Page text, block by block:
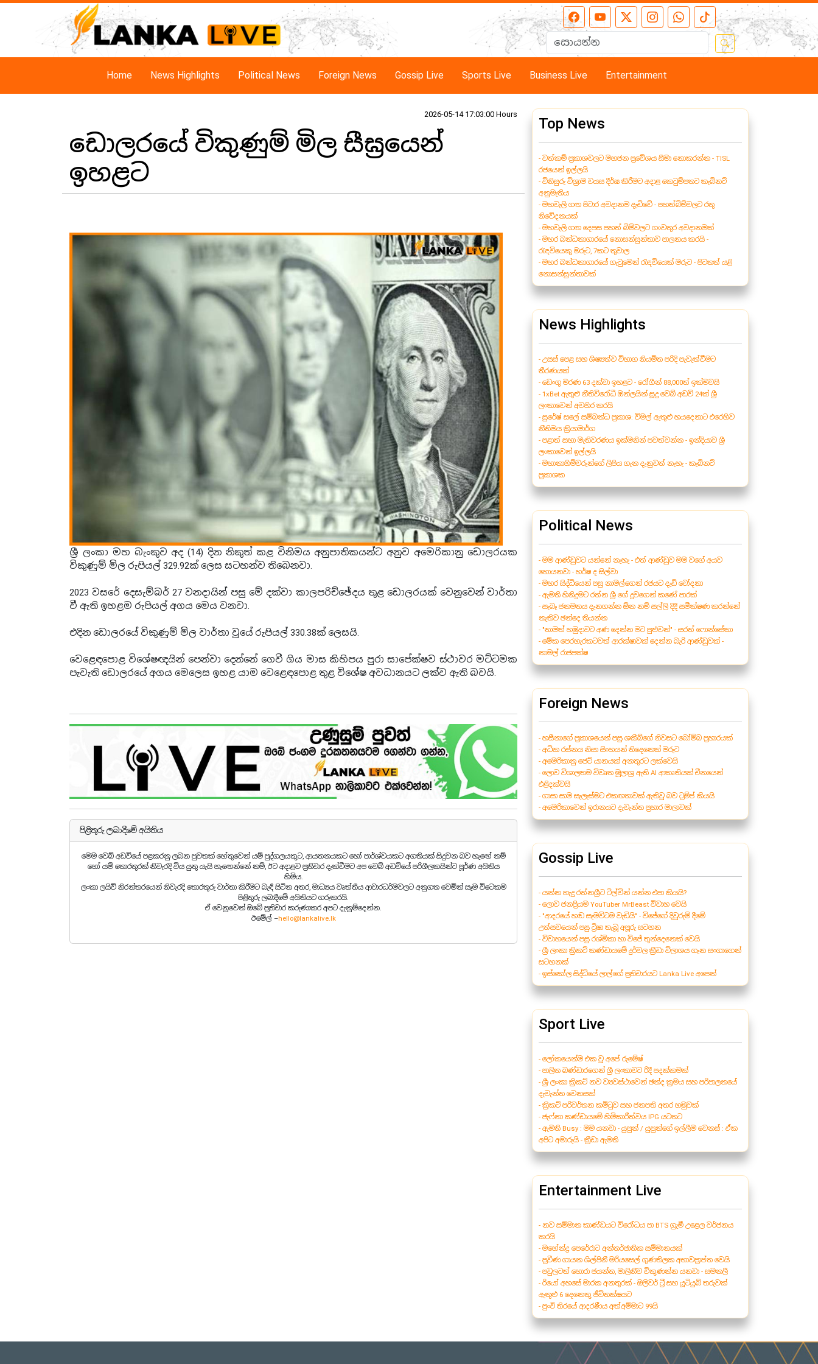
Home News Highlights Political News Foreign News Gossip Live Sports Live Business Live Entertainment
2026-05-14 17:03:00 Hours
ඩොලරයේ විකුණුම් මිල සීඝ්‍රයෙන්
ඉහළට
ශ්‍රී ලංකා මහ බැංකුව අද (14) දින නිකුත් කළ විනිමය අනුපාතිකයන්ට අනුව අමෙරිකානු ඩොලරයක
විකුණුම් මිල රුපියල් 329.92ක් ලෙස සටහන්ව තිබෙනවා.
2023 වසරේ දෙසැම්බර් 27 වනදායින් පසු මේ දක්වා කාලපරිච්ඡේදය තුළ ඩොලරයක් වෙනුවෙන් වාර්තා
වී ඇති ඉහළම රුපියල් අගය මෙය වනවා.
එදින ඩොලරයේ විකුණුම් මිල වාර්තා වූයේ රුපියල් 330.38ක් ලෙසයි.
වෙළෙඳපොළ විශේෂඥයින් පෙන්වා දෙන්නේ ගෙවී ගිය මාස කිහිපය පුරා සාපේක්ෂව ස්ථාවර මට්ටමක
පැවැති ඩොලරයේ අගය මෙලෙස ඉහළ යාම වෙළෙඳපොළ තුළ විශේෂ අවධානයට ලක්ව ඇති බවයි.
පිළිතුරු ලබාදීමේ අයිතිය
මෙම වෙබ් අඩවියේ පළකරනු ලබන පුවතක් හේතුවෙන් යම් පුද්ගලයකුට, ආයතනයකට හෝ පාර්ශ්වයකට අගතියක් සිදුවන බව හැඟේ නම්
හෝ යම් තොරතුරක් නිවැරදි විය යුතු යැයි හැඟෙන්නේ නම්, ඊට අදාළව ප්‍රතිචාර දැක්වීමට අප වෙබ් අඩවියේ පරිශීලකයින්ට පූර්ණ අයිතිය
හිමිය.
ලංකා ලයිව් නිරන්තරයෙන් නිවැරදි තොරතුරු වාර්තා කිරීමට බැඳී සිටින අතර, මාධ්‍යය වෘත්තීය ආචාරධර්මවලට අනුගත වෙමින් සෑම විටෙකම
පිළිතුරු ලබාදීමේ අයිතියට ගරුකරයි.
ඒ වෙනුවෙන් ඔබේ ප්‍රතිචාර කරුණාකර අපට දැනුම්දෙන්න.
ඊමේල් –hello@lankalive.lk
Top News
- වත්කම් ප්‍රකාශවලට මහජන ප්‍රවේශය සීමා නොකරන්න - TISL
රජයෙන් ඉල්ලයි
- විනිසුරු විශ්‍රාම වයස දීර්ඝ කිරීමට අදාළ කෙටුම්පතට කැබිනට්
අනුමැතිය
- මහවැලි ගඟ පිටාර අවදානම දැඩිවේ - පහත්බිම්වලට රතු
නිවේදනයක්
- මහවැලි ගඟ දෙපස පහත් බිම්වලට ගංවතුර අවදානමක්
- මහර බන්ධනාගාරයේ නොසන්සුන්තාව පාලනය කරයි -
රැඳවියෙකු මරුට, 7කට තුවාල
- මහර බන්ධනාගාරයේ ගැටුමෙන් රැඳවියෙක් මරුට - පිටතත් යළි
නොසන්සුන්තාවක්
News Highlights
- උසස් පෙළ සහ ශිෂ්‍යත්ව විභාග නියමිත පරිදි පැවැත්වීමට
තීරණයක්
- ඩෙංගු මරණ 63 දක්වා ඉහළට - රෝගීන් 88,000ත් ඉක්මවයි
- 1xBet ඇතුළු නීතිවිරෝධී ඔන්ලයින් සූදු වෙබ් අඩවි 24ක් ශ්‍රී
ලංකාවෙන් අවහිර කරයි
- සුරේෂ් සලේ සම්බන්ධ ප්‍රකාශ: විමල් ඇතුළු හයදෙනාට එරෙහිව
නීතිමය ක්‍රියාමාර්ග
- පළාත් සභා මැතිවරණය ඉක්මනින් පවත්වන්න - ඉන්දියාව ශ්‍රී
ලංකාවෙන් ඉල්ලයි
- මහානාහිමිවරුන්ගේ ලිපිය ගැන දැනුවත් නැහැ - කැබිනට්
ප්‍රකාශක
Political News
- මම ආණ්ඩුවට යන්නේ නැහැ - එත් ආණ්ඩුව මම වගේ අයව
හොයනවා - හර්ෂ ද සිල්වා
- මහර සිද්ධියෙන් පසු නාමල්ගෙන් රජයට දැඩි චෝදනා
- ඇමති හිනිදුමට රත්න ශ්‍රී ගේ දුවගෙන් කණේ පාරක්
- සැබෑ ජනමතය දැනගන්න ඕන නම් සල්ලි දිදී සමීක්ෂණ කරන්නේ
නැතිව ඡන්දෙ තියන්න
- "තාමත් හමුදාවට අණ දෙන්න මට පුළුවන්" - සරත් ෆොන්සේකා
- මේක පෙරහැරකටවත් ආරක්ෂාවක් දෙන්න බැරි ආණ්ඩුවක් -
නාමල් රාජපක්ෂ
Foreign News
- හසීනාගේ ප්‍රකාශයෙන් පසු ශකීබ්ගේ නිවසට බෝම්බ ප්‍රහාරයක්
- අධික රස්නය නිසා සිංහයන් තිදෙනෙක් මරුට
- අමෙරිකානු ජෙට් යානයක් අනතුරට ලක්වෙයි
- ලොව විශාලතම විවෘත මූලාශ්‍ර ඇති AI ආකෘතියක් චීනයෙන්
එළිදක්වයි
- ගාසා සාම සැලැස්මට එකඟතාවක් ඇතිවූ බව ට්‍රම්ප් කියයි
- අමෙරිකාවෙන් ඉරානයට දැවැන්ත ප්‍රහාර මාලාවක්
Gossip Live
- යන්න හැදු රත්නශ්‍රීට ටිල්වින් යන්න එපා කියයි?
- ලොව ජනප්‍රියම YouTuber MrBeast විවාහ වෙයි
- "ආදරයේ හඬ සැමවිටම වැඩියි" - විජේගේ දිවුරුම් දීමේ
උත්සවයෙන් පසු ට්‍රිෂා තැබූ අපූරු සටහන
- විවාහයෙන් පසු රශ්මිකා හා විජේ තුන්දෙනෙක් වෙයි
- ශ්‍රී ලංකා ක්‍රිකට් කණ්ඩායමේ දුර්වල ක්‍රීඩා විලාශය ගැන සංගාගෙන්
සටහනක්
- ඉස්කෝල සිද්ධියේ ලාල්ගේ ප්‍රතිචාරයට Lanka Live අපෙන්
Sport Live
- ලෝකයෙන්ම එක වූ අපේ රුමේෂ්
- පාලිත බණ්ඩාරගෙන් ශ්‍රී ලංකාවට රිදී පදක්කමක්
- ශ්‍රී ලංකා ක්‍රිකට් නව ව්‍යවස්ථාවෙන් ඡන්ද ක්‍රමය සහ පරිපාලනයේ
දැවැන්ත වෙනසක්
- ක්‍රිකට් පරිවර්තන කමිටුව සහ ජනපති අතර හමුවක්
- ජැෆ්නා කණ්ඩායමේ හිමිකාරීත්වය IPG යටතට
- ඇමති Busy : මම යනවා - යුපුන් / යුපුන්ගේ ඉල්ලීම වෙනස් : ඒක
අපිට අමාරුයි - ක්‍රීඩා ඇමති
Entertainment Live
- නව සම්මාන කාණ්ඩයට විරෝධය පා BTS ග්‍රැමී උළෙල වර්ජනය
කරයි
- මහේන්ද්‍ර පෙරේරාට අන්තර්ජාතික සම්මානයක්
- ප්‍රවීණ ගායන ශිල්පිනී මරියසෙල් ගුණතිලක අභාවප්‍රාප්ත වෙයි
- පවුලටත් හොරා ජයන්ත, මාලිනීව විකුණන්න යනවා - සමනලී
- රියෝ අහසේ මාරක අනතුරක් - ඔලිවර් ට්‍රී සහ යූටියුබ් තරුවක්
ඇතුළු 6 දෙනෙකු ජීවිතක්ෂයට
- පුංචි තිරයේ ආදරණීය අත්අම්මාට 99යි